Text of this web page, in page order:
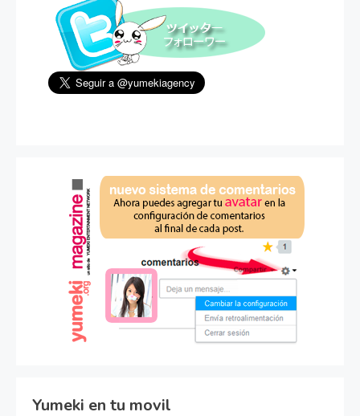
Yumeki en tu movil